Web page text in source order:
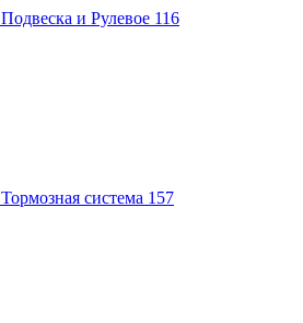
Подвеска и Рулевое 116
Тормозная система 157